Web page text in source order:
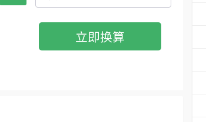
立即换算